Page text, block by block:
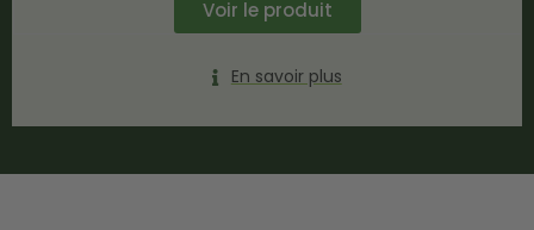
Voir le produit
En savoir plus